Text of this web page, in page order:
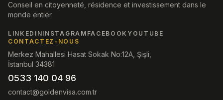
Conseil en citoyenneté, résidence et investissement dans le
monde entier
LINKEDININSTAGRAM FACEBOOK YOUTUBE
CONTACTEZ-NOUS
Merkez Mahallesi Hasat Sokak No:12A, Şişli,
İstanbul 34381
0533 140 04 96
contact@goldenvisa.com.tr